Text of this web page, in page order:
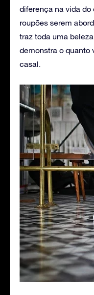
diferença na vida do
roupões serem
traz toda uma
demonstra o quanto
casal.